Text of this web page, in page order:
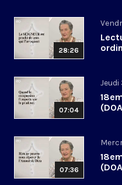
28:26
07:04
07:36